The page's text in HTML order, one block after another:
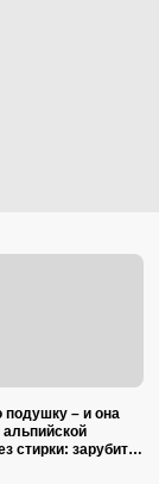
– и она
альпийской
стирки: зарубите